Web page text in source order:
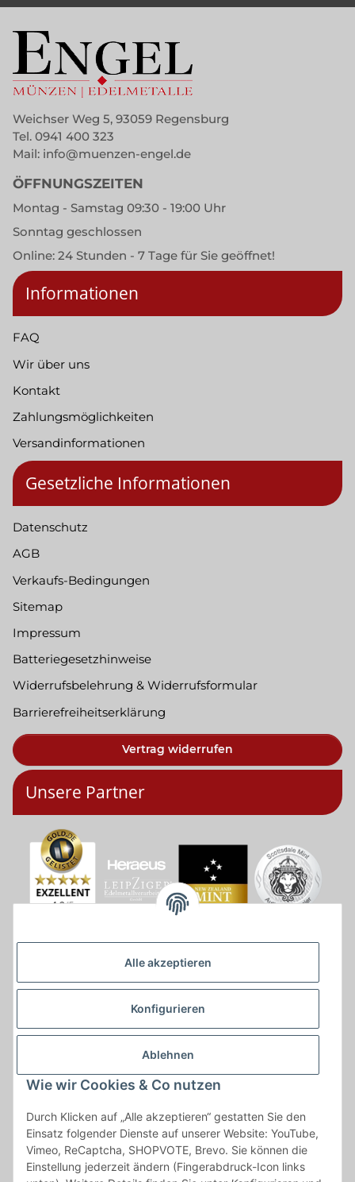
Alle akzeptieren
Konfigurieren
Ablehnen
Wie wir Cookies & Co nutzen
Durch Klicken auf „Alle akzeptieren“ gestatten Sie den
Einsatz folgender Dienste auf unserer Website: YouTube,
Vimeo, ReCaptcha, SHOPVOTE, Brevo. Sie können die
Einstellung jederzeit ändern (Fingerabdruck-Icon links
Weichser Weg 5, 93059 Regensburg
Tel. 0941 400 323
Mail: info@muenzen-engel.de
ÖFFNUNGSZEITEN
Montag - Samstag 09:30 - 19:00 Uhr
Sonntag geschlossen
Online: 24 Stunden - 7 Tage für Sie geöffnet!
Informationen
FAQ
Wir über uns
Kontakt
Zahlungsmöglichkeiten
Versandinformationen
Gesetzliche Informationen
Datenschutz
AGB
Verkaufs-Bedingungen
Sitemap
Impressum
Batteriegesetzhinweise
Widerrufsbelehrung & Widerrufsformular
Barrierefreiheitserklärung
Vertrag widerrufen
Unsere Partner
* * Lieferzeiten gelten ab Zahlungseingang und innerhalb
Deutschland.Irrtümer vorbehalten. Angaben zur
Auflagenhöhe, Durchmesser, etc. werden nicht garantiert. Der
Kaufvertrag bleibt davon unbetroffen. Alle angegebenen Preise